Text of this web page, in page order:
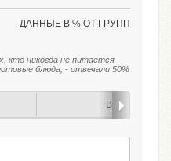
ДАННЫЕ В % ОТ ГРУПП
кто никогда не питается
блюда, - отвечали 50%
Возраст